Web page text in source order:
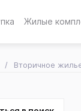
Жилые
Вторичное